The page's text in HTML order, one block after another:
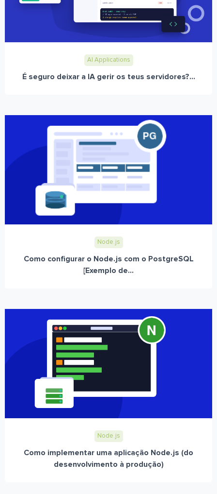
AI Applications
É seguro deixar a IA gerir os teus servidores?...
Node.js
Como configurar o Node.js com o PostgreSQL
[Exemplo de...
Node.js
Como implementar uma aplicação Node.js (do
desenvolvimento à produção)